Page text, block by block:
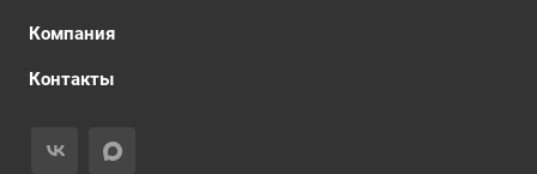
Компания
Контакты